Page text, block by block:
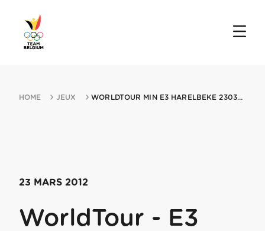
HOME JEUX WORLDTOUR MIN E3 HARELBEKE 23032012 HARELBEKE
23 MARS 2012
WorldTour - E3